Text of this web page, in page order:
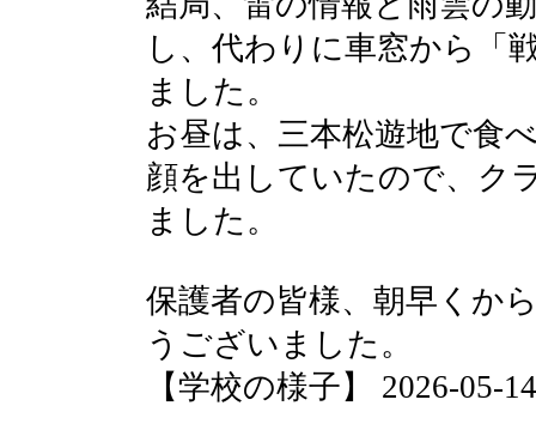
し、代わりに車窓から「
ました。
お昼は、三本松遊地で食
顔を出していたので、ク
ました。
保護者の皆様、朝早くか
うございました。
【学校の様子】 2026-05-